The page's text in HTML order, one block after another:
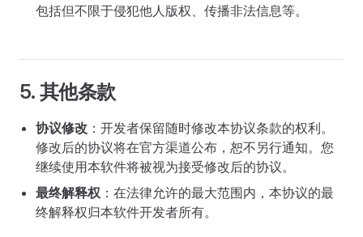
包括但不限于侵犯他人版权、传播非法信息等。
5. 其他条款
协议修改 ：开发者保留随时修改本协议条款的权利。
修改后的协议将在官方渠道公布，恕不另行通知。您
继续使用本软件将被视为接受修改后的协议。
最终解释权 ：在法律允许的最大范围内，本协议的最
终解释权归本软件开发者所有。